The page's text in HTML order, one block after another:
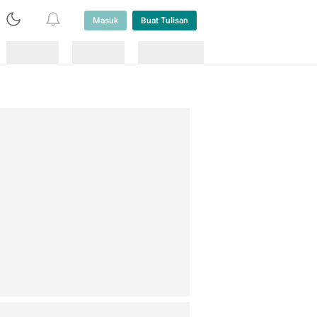
Masuk Buat Tulisan